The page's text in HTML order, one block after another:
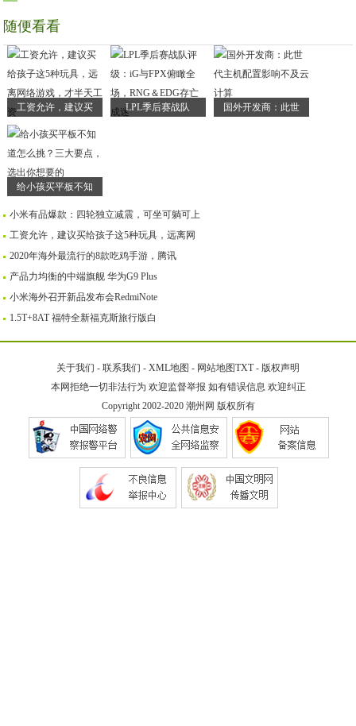
随便看看
工资允许，建议买 LPL季后赛战队 国外开发商：此世
给小孩买平板不知
小米有品爆款：四轮独立减震，可坐可躺可上
工资允许，建议买给孩子这5种玩具，远离网
2020年海外最流行的8款吃鸡手游，腾讯
产品力均衡的中端旗舰 华为G9 Plus
小米海外召开新品发布会RedmiNote
1.5T+8AT 福特全新福克斯旅行版白
关于我们 - 联系我们 - XML地图 - 网站地图TXT- 版权声明
本网拒绝一切非法行为 欢迎监督举报 如有错误信息 欢迎纠正
Copyright 2002-2020 潮州网 版权所有